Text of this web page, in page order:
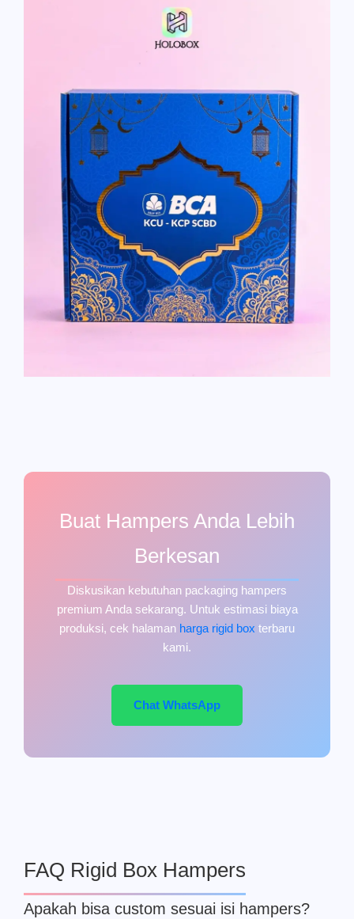
Buat Hampers Anda Lebih
Berkesan
Diskusikan kebutuhan packaging hampers
premium Anda sekarang. Untuk estimasi biaya
produksi, cek halaman harga rigid box terbaru
kami.
Chat WhatsApp
FAQ Rigid Box Hampers
Apakah bisa custom sesuai isi hampers?